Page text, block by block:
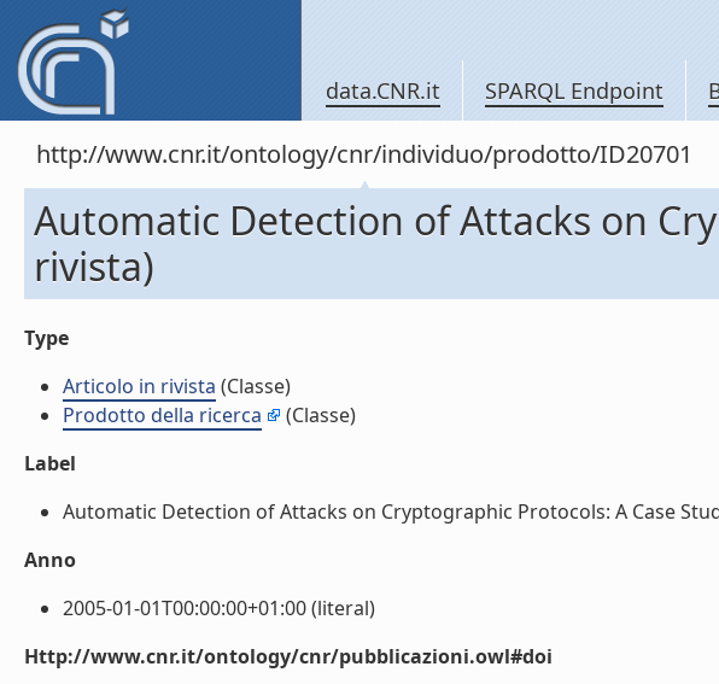
data.CNR.it SPARQL Endpoint
http://www.cnr.it/ontology/cnr/individuo/prodotto/ID20701
Automatic Detection of Attacks on
rivista)
Type
Articolo in rivista (Classe)
Prodotto della ricerca
(Classe)
Label
Automatic Detection of Attacks on Cryptographic Protocols: A Case
Anno
2005-01-01T00:00:00+01:00 (literal)
Http://www.cnr.it/ontology/cnr/pubblicazioni.owl#doi